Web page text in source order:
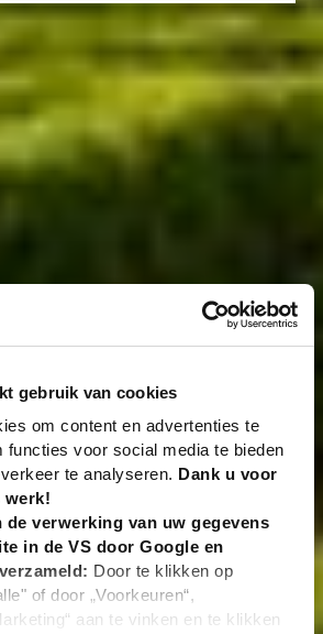
gebruik van cookies
om content en advertenties te
functies voor social media te bieden
te analyseren. Dank u voor
werk!
de verwerking van uw gegevens
in de VS door Google en
Door te klikken op
of door „Voorkeuren“,
aan te vinken en te klikken